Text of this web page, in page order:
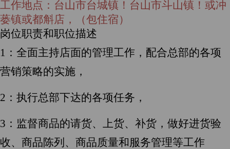
工作地点：台山市台城镇！台山市斗山镇！或冲
蒌镇或都斛店，（包住宿）
岗位职责和职位描述
1 ：全面主持店面的管理工作，配合总部的各项
营销策略的实施，
2 ：执行总部下达的各项任务，
3 ：监督商品的请货、上货、补货，做好进货验
收、商品陈列、商品质量和服务管理等工作